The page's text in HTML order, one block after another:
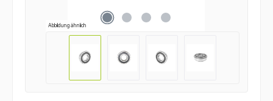
Abbildung ähnlich